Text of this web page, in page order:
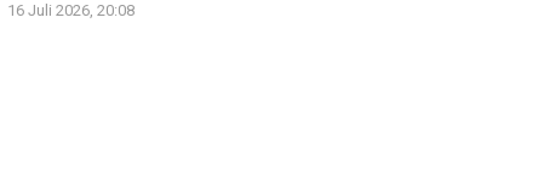
16 Juli 2026, 20:08